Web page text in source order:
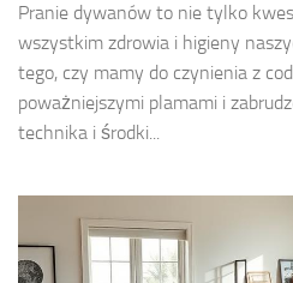
Pranie dywanów to nie tylko
wszystkim zdrowia i higieny
tego, czy mamy do czynienia z
poważniejszymi plamami i
technika i środki...